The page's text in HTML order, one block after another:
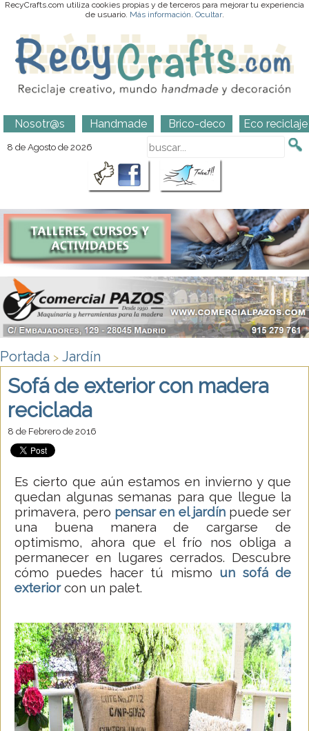
RecyCrafts.com utiliza cookies propias y de terceros para mejorar tu experiencia
de usuario. Más información. Ocultar.
Nosotr@s Handmade Brico-deco Eco reciclaje
8 de Agosto de 2026
Portada > Jardín
Sofá de exterior con madera
reciclada
8 de Febrero de 2016
Es cierto que aún estamos en invierno y que
quedan algunas semanas para que llegue la
primavera, pero pensar en el jardínpuede ser
una buena manera de cargarse de
optimismo, ahora que el frío nos obliga a
permanecer en lugares cerrados. Descubre
cómo puedes hacer tú mismo un sofá de
exteriorcon un palet.